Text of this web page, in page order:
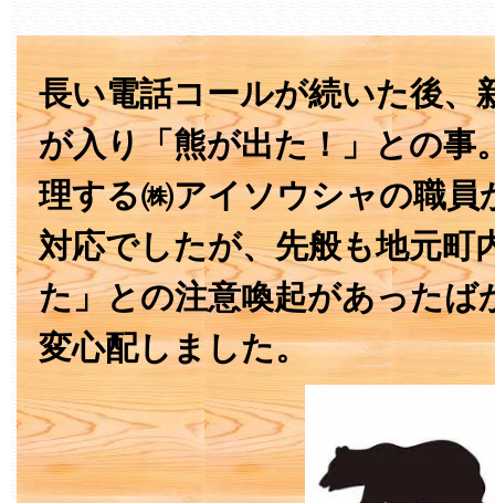
長い電話コールが続いた後、
が入り「熊が出た！」との事
理する㈱アイソウシャの職員
対応でしたが、先般も地元町
た」との注意喚起があったば
変心配しました。